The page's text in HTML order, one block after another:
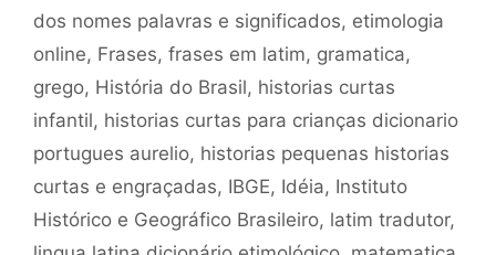
dos nomes palavras e significados, etimologia
online, Frases, frases em latim, gramatica,
grego, História do Brasil, historias curtas
infantil, historias curtas para crianças dicionario
portugues aurelio, historias pequenas historias
curtas e engraçadas, IBGE, Idéia, Instituto
Histórico e Geográfico Brasileiro, latim tradutor,